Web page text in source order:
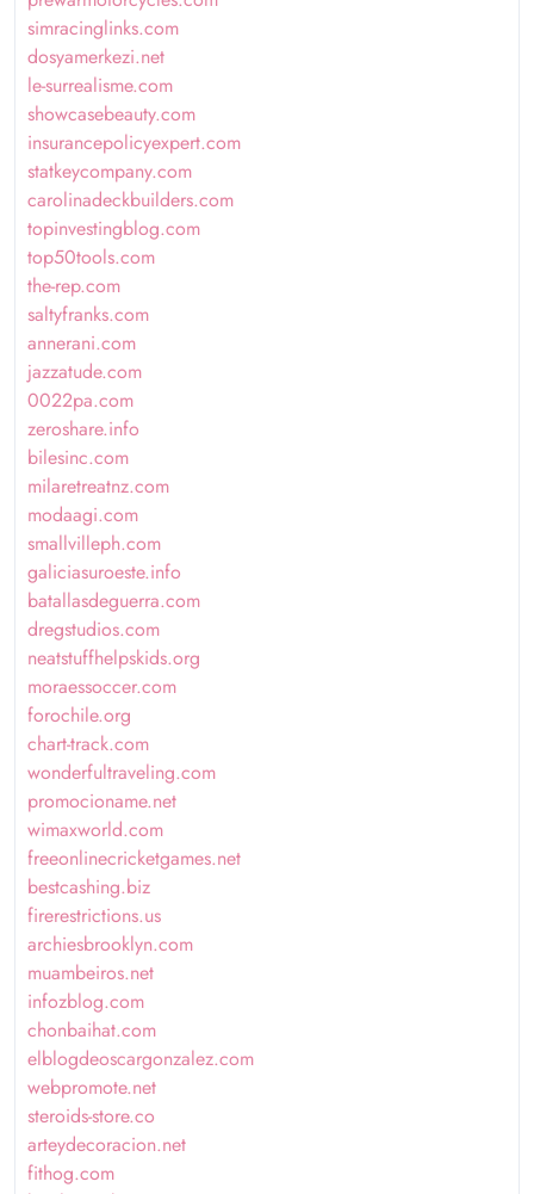
simracinglinks.com
dosyamerkezi.net
le-surrealisme.com
showcasebeauty.com
insurancepolicyexpert.com
statkeycompany.com
carolinadeckbuilders.com
topinvestingblog.com
top50tools.com
the-rep.com
saltyfranks.com
annerani.com
jazzatude.com
0022pa.com
zeroshare.info
bilesinc.com
milaretreatnz.com
modaagi.com
smallvilleph.com
galiciasuroeste.info
batallasdeguerra.com
dregstudios.com
neatstuffhelpskids.org
moraessoccer.com
forochile.org
chart-track.com
wonderfultraveling.com
promocioname.net
wimaxworld.com
freeonlinecricketgames.net
bestcashing.biz
firerestrictions.us
archiesbrooklyn.com
muambeiros.net
infozblog.com
chonbaihat.com
elblogdeoscargonzalez.com
webpromote.net
steroids-store.co
arteydecoracion.net
fithog.com